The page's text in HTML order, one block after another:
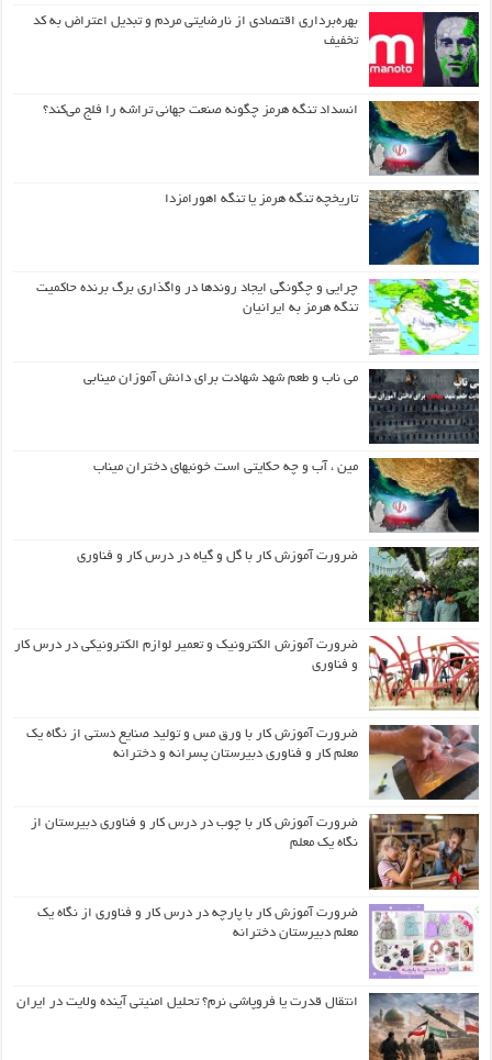
بهره‌برداری اقتصادی از نارضایتی مردم و تبدیل اعتراض به کد
تخفیف
انسداد تنگه هرمز چگونه صنعت جهانی تراشه را فلج می‌کند؟
تاریخچه تنگه هرمز یا تنگه اهورامزدا
چرایی و چگونگی ایجاد روندها در واگذاری برگ برنده حاکمیت
تنگه هرمز به ایرانیان
می ناب و طعم شهد شهادت برای دانش آموزان مینابی
مین ، آب و چه حکایتی است خونبهای دختران میناب
ضرورت آموزش کار با گل و گیاه در درس کار و فناوری
ضرورت آموزش الکترونیک و تعمیر لوازم الکترونیکی در درس کار
و فناوری
ضرورت آموزش کار با ورق مس و تولید صنایع دستی از نگاه یک
معلم کار و فناوری دبیرستان پسرانه و دخترانه
ضرورت آموزش کار با چوب در درس کار و فناوری دبیرستان از
نگاه یک معلم
ضرورت آموزش کار با پارچه در درس کار و فناوری از نگاه یک
معلم دبیرستان دخترانه
انتقال قدرت یا فروپاشی نرم؟ تحلیل امنیتی آینده ولایت در ایران